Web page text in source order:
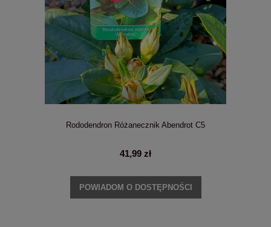
Rododendron Różanecznik Abendrot C5
41,99 zł
POWIADOM O DOSTĘPNOŚCI